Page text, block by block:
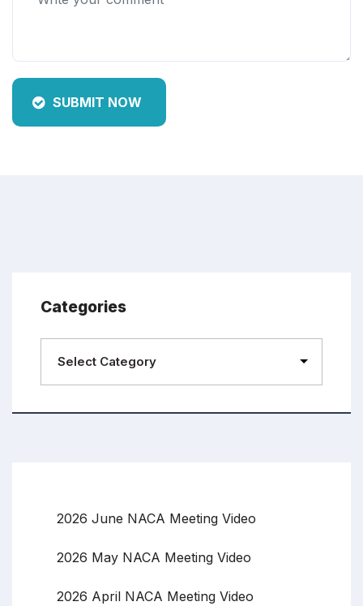
SUBMIT NOW
Categories
2026 June NACA Meeting Video
2026 May NACA Meeting Video
2026 April NACA Meeting Video